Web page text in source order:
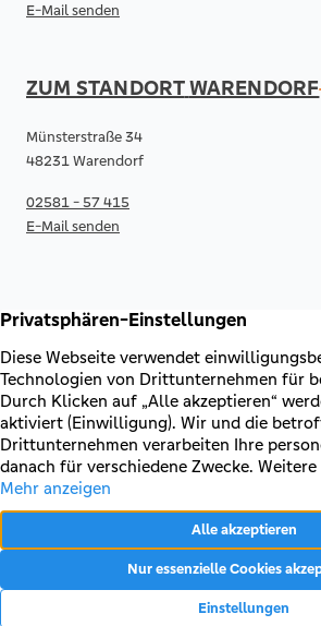
E-Mail senden
ZUM STANDORTWARENDORF
Münsterstraße 34
48231 Warendorf
02581 - 57 415
E-Mail senden
RECHTLICHES & KONTAKT
Kontakt
AGB & Sonderbedingungen
Erklärung zur Barrierefreiheit
Impressum
Datenschutz
VERTRAG WIDERRUFEN